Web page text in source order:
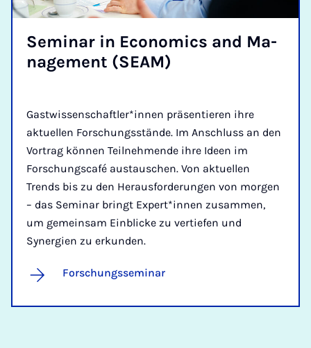
Se­mi­nar in Eco­no­mics and Ma­
nage­ment (SE­AM)
Gastwissenschaftler*innen präsentieren ihre
aktuellen Forschungsstände. Im Anschluss an den
Vortrag können Teilnehmende ihre Ideen im
Forschungscafé austauschen. Von aktuellen
Trends bis zu den Herausforderungen von morgen
– das Seminar bringt Expert*innen zusammen,
um gemeinsam Einblicke zu vertiefen und
Synergien zu erkunden.
Forschungsseminar